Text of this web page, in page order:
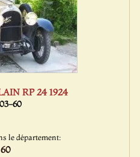
RP 24 1924
60
le département:
60